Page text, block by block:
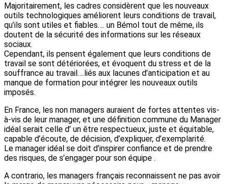
Majoritairement, les cadres considèrent que les nouveaux
outils technologiques améliorent leurs conditions de travail,
qu’ils sont utiles et fiables…. un Bémol tout de même, ils
doutent de la sécurité des informations sur les réseaux
sociaux.
Cependant, ils pensent également que leurs conditions de
travail se sont détériorées, et évoquent du stress et de la
souffrance au travail….liés aux lacunes d’anticipation et au
manque de formation pour intégrer les nouveaux outils
imposés.
En France, les non managers auraient de fortes attentes vis-
à-vis de leur manager, et une définition commune du Manager
idéal serait celle d’ un être respectueux, juste et équitable,
capable d’écoute, de décision, d’expliquer, d’exemplarité.
Le manager idéal se doit d’inspirer confiance et de prendre
des risques, de s’engager pour son équipe .
A contrario, les managers français reconnaissent ne pas avoir